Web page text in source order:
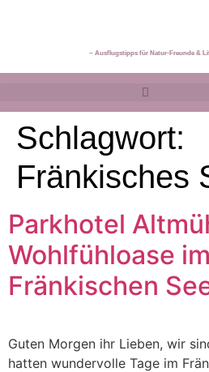
~ Ausflugstipps für Natur-Freunde &
Schlagwort:
Fränkisches
Parkhotel
Wohlfühloase im
Fränkischen
Guten Morgen ihr Lieben, wir
hatten wundervolle Tage im